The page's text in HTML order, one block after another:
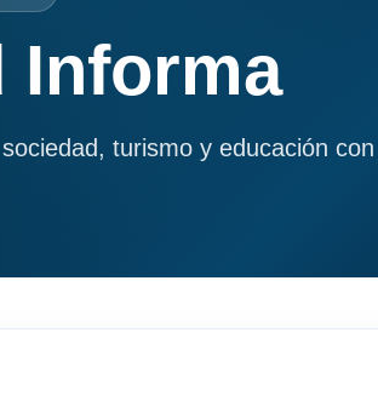
Informa
turismo y educación